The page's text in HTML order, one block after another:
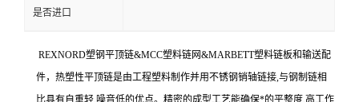
是否进口
REXNORD塑钢平顶链&MCC塑料链网&MARBETT塑料链板和输送配
件， 热塑性平顶链是由工程塑料制作并用不锈钢销轴链接,与钢制链相
比具有自重轻,噪音低的优点。精密的成型工艺能确保*的平整度,高工作